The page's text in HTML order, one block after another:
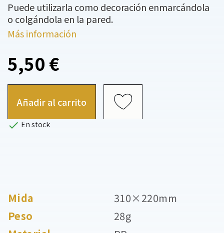
Puede utilizarla como decoración enmarcándola
o colgándola en la pared.
Más información
5,50 €
Añadir al carrito
 En stock
Mida
310×220mm
Peso
28g